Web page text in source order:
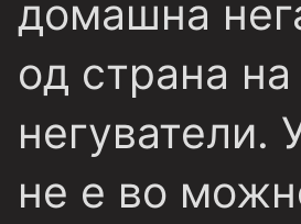
домашна
од страна
негуватели.
не е во